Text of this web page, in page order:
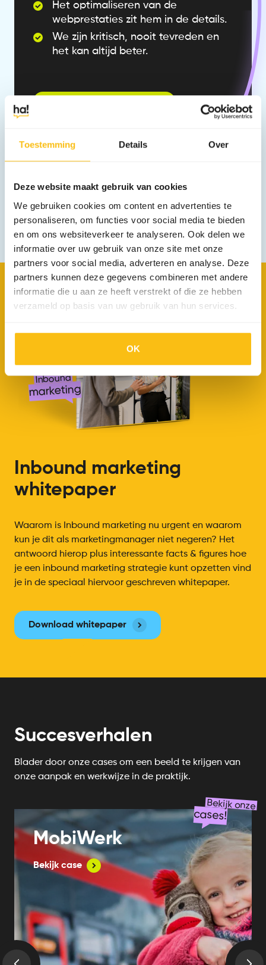
Toestemming Details Over
Deze website maakt gebruik van cookies
We gebruiken cookies om content en advertenties te
personaliseren, om functies voor social media te bieden
en om ons websiteverkeer te analyseren. Ook delen we
informatie over uw gebruik van onze site met onze
partners voor social media, adverteren en analyse. Deze
partners kunnen deze gegevens combineren met andere
informatie die u aan ze heeft verstrekt of die ze hebben
verzameld op basis van uw gebruik van hun services.
OK
Het optimaliseren van de
webprestaties zit hem in de details.
We zijn kritisch, nooit tevreden en
het kan altijd beter.
van AI
Ontdek hoe wij werken
Inbound
marketing
Lees het
nu!
Inbound marketing
whitepaper
Waarom is Inbound marketing nu urgent en waarom
kun je dit als marketingmanager niet negeren? Het
antwoord hierop plus interessante facts & figures hoe
je een inbound marketing strategie kunt opzetten vind
je in de speciaal hiervoor geschreven whitepaper.
Download whitepaper
Succesverhalen
Blader door onze cases om een beeld te krijgen van
onze aanpak en werkwijze in de praktijk.
Bekijk onze
cases!
MobiWerk
Bekijk case